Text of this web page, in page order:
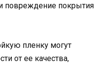
повреждение покрытия
пленку могут
от ее качества,